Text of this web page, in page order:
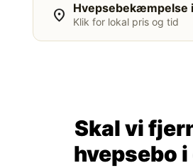
location_on Hvepsebekæmpelse
Klik for lokal pris og tid
Skal vi
hvepsebo i